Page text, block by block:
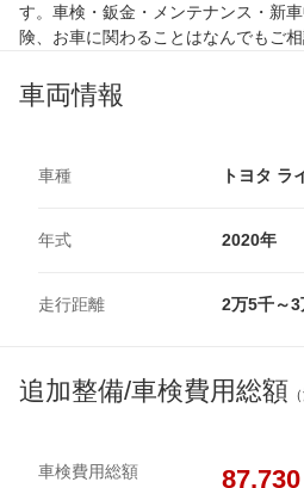
す。車検・鈑金・メンテナンス・新
険、お車に関わることはなんでもご相
車両情報
車種 トヨタ ラ
年式 2020年
走行距離 2万5千～
追加整備/車検費用総額
車検費用総額
87,730